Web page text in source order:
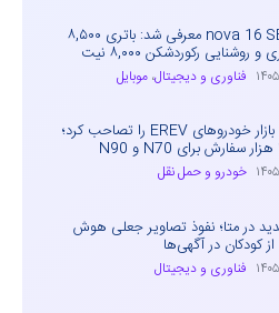
هواوی nova 16 SE معرفی شد: باتری ۸,۵۰۰
روشنایی رکوردشکن ۸,۰۰۰ نیت
فناوری و دیجیتال، موبایل
شیائومی بازار خودروهای EREV را تصاحب کرد؛
خودرو و حمل نقل
در متا؛ نفوذ تصاویر جعلی هوش
کودکان در آگهی‌ها
فناوری و دیجیتال